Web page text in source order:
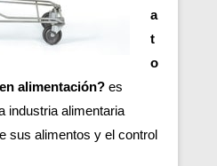
a
t
o
alimentación? es
industria alimentaria
sus alimentos y el control